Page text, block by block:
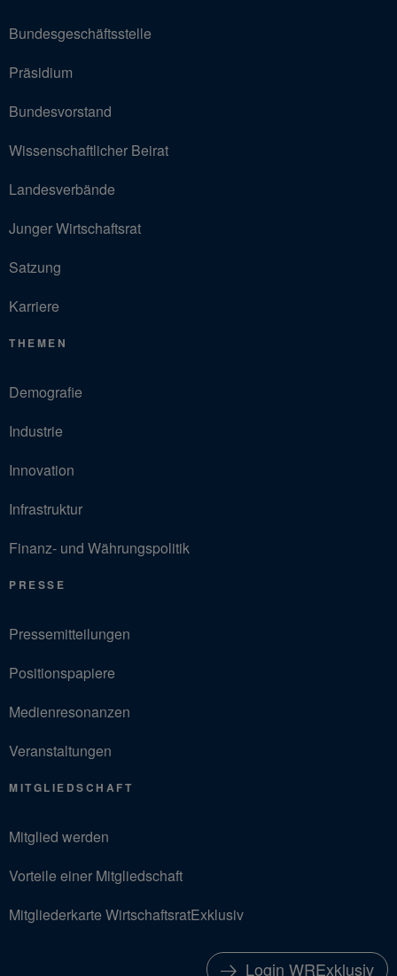
Bundesgeschäftsstelle
Präsidium
Bundesvorstand
Wissenschaftlicher Beirat
Landesverbände
Junger Wirtschaftsrat
Satzung
Karriere
THEMEN
Demografie
Industrie
Innovation
Infrastruktur
Finanz- und Währungspolitik
PRESSE
Pressemitteilungen
Positionspapiere
Medienresonanzen
Veranstaltungen
MITGLIEDSCHAFT
Mitglied werden
Vorteile einer Mitgliedschaft
Mitgliederkarte WirtschaftsratExklusiv
Login WRExklusiv